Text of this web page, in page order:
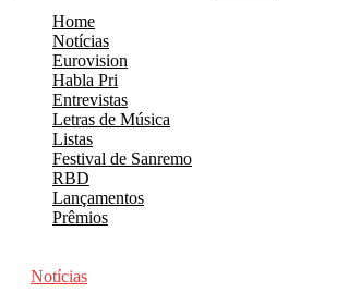
Home
Notícias
Eurovision
Habla Pri
Entrevistas
Letras de Música
Listas
Festival de Sanremo
RBD
Lançamentos
Prêmios
Notícias